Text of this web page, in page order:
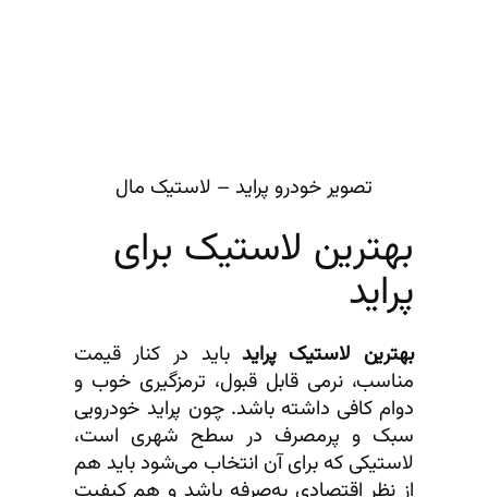
تصویر خودرو پراید – لاستیک مال
بهترین لاستیک برای
پراید
بهترین لاستیک پرایدباید در کنار قیمت
مناسب، نرمی قابل قبول، ترمزگیری خوب و
دوام کافی داشته باشد. چون پراید خودرویی
سبک و پرمصرف در سطح شهری است،
لاستیکی که برای آن انتخاب می‌شود باید هم